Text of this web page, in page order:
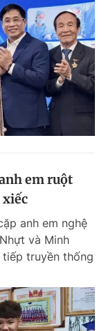
em ruột
xiếc
anh em nghệ
và Minh
truyền thống